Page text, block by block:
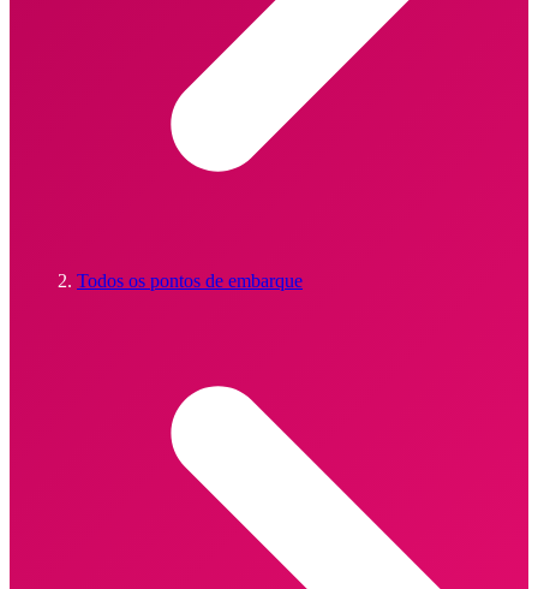
Todos os pontos de embarque